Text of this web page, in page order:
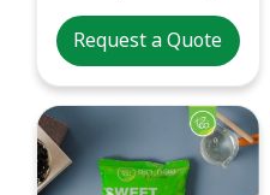
Request a Quote